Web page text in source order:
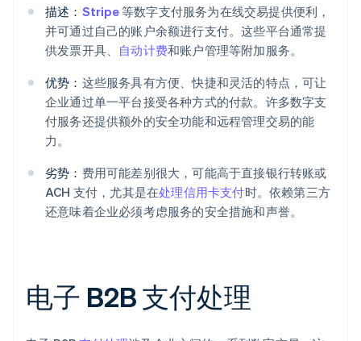
描述： Stripe等数字支付服务为在线交易提供便利，
并可通过自己的账户余额进行支付。这些平台通常提
供发票开具、 自动计费和账户管理等附加服务。
优势： 这些服务具有方便、快捷和灵活的特点，可让
企业通过单一平台接受各种方式的付款。许多数字支
付服务还提供额外的安全功能和远程管理交易的能
力。
劣势： 费用可能差别很大，可能高于直接银行转账或
ACH 支付，尤其是在处理信用卡支付时。依赖第三方
还意味着企业必须考虑服务的安全措施和声誉。
电子 B2B 支付处理